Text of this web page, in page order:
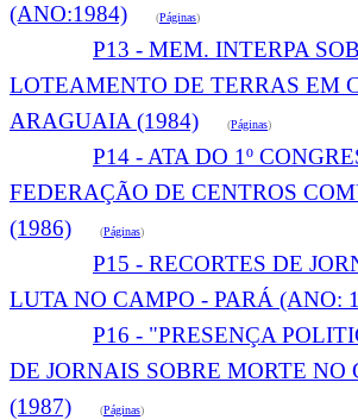
(ANO:1984) (Páginas)
P13 - MEM. INTERPA
LOTEAMENTO DE TERRAS EM
ARAGUAIA (1984) (Páginas)
P14 - ATA DO 1º
FEDERAÇÃO DE CENTROS
(1986) (Páginas)
P15 - RECORTES DE
LUTA NO CAMPO - PARÁ (ANO:
P16 - "PRESENÇA
DE JORNAIS SOBRE MORTE NO
(1987) (Páginas)